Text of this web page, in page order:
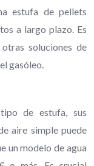
estufa de pellets
a largo plazo. Es
soluciones de
gasóleo.
de estufa, sus
aire simple puede
un modelo de agua